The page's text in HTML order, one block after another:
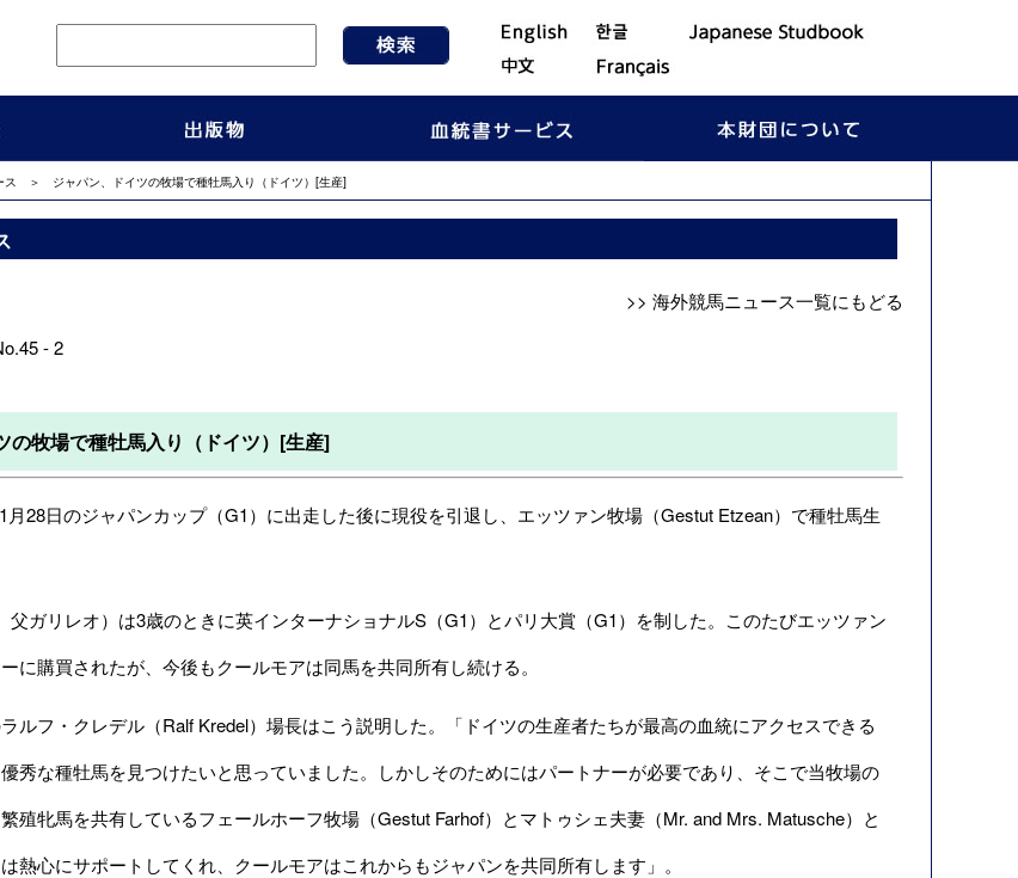
ス ＞ ジャパン、ドイツの牧場で種牡馬入り（ドイツ）[生産]
>> 海外競馬ニュース一覧にもどる
- 2
の牧場で種牡馬入り（ドイツ）[生産]
28日のジャパンカップ（G1）に出走した後に現役を引退し、エッツァン牧場（Gestut Etzean）で種牡馬生
ガリレオ）は3歳のときに英インターナショナルS（G1）とパリ大賞（G1）を制した。このたびエッツァン
に購買されたが、今後もクールモアは同馬を共同所有し続ける。
ルフ・クレデル（Ralf Kredel）場長はこう説明した。「ドイツの生産者たちが最高の血統にアクセスできる
秀な種牡馬を見つけたいと思っていました。しかしそのためにはパートナーが必要であり、そこで当牧場の
殖牝馬を共有しているフェールホーフ牧場（Gestut Farhof）とマトゥシェ夫妻（Mr. and Mrs. Matusche）と
熱心にサポートしてくれ、クールモアはこれからもジャパンを共同所有します」。